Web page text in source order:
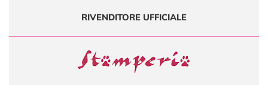
RIVENDITORE UFFICIALE